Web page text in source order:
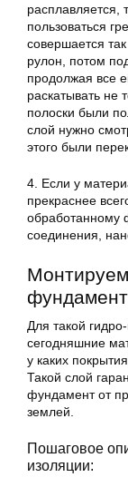
расплавляется,
пользоваться
совершается
рулон, потом
продолжая все
раскатывать не
полоски были
слой нужно
этого были
4. Если у
прекраснее
обработанному
соединения,
Для такой
сегодняшние
у каких
Такой слой
фундамент от
землей.
Пошаговое
изоляции: